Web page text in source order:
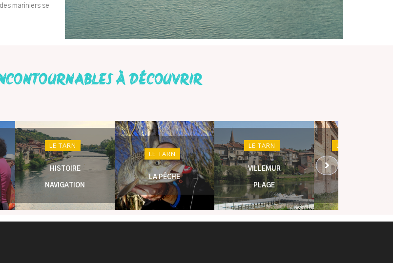
mariniers se
À DÉCOUVRIR
LE TARN
HISTOIRE
NAVIGATION
LE TARN
LA PÊCHE
LE TARN
VILLEMUR
PLAGE
LE PATRIMOINE